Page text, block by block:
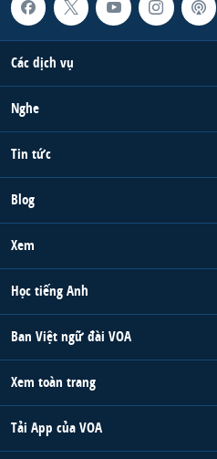
Các dịch vụ
Nghe
Tin tức
Blog
Xem
Học tiếng Anh
Ban Việt ngữ đài VOA
Xem toàn trang
Tải App của VOA